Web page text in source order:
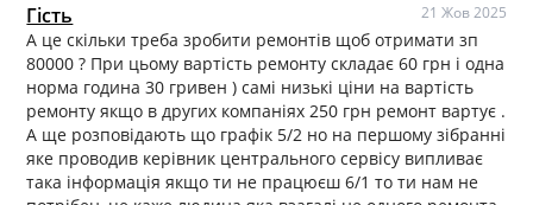
Гість 21 Жов 2025
А це скільки треба зробити ремонтів щоб отримати зп
80000 ? При цьому вартість ремонту складає 60 грн і одна
норма година 30 гривен ) самі низькі ціни на вартість
ремонту якщо в других компаніях 250 грн ремонт вартує .
А ще розповідають що графік 5/2 но на першому зібранні
яке проводив керівник центрального сервісу випливає
така інформація якщо ти не працюєш 6/1 то ти нам не